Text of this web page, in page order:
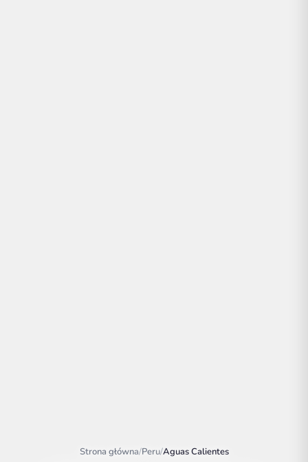
Strona główna/Peru/Aguas Calientes